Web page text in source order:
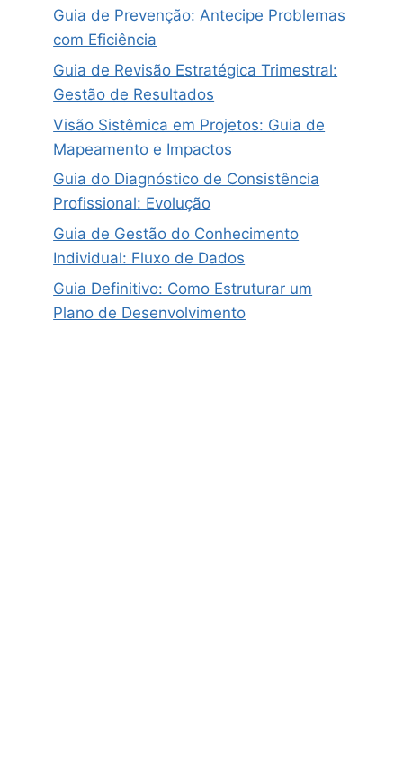
Guia de Prevenção: Antecipe Problemas
com Eficiência
Guia de Revisão Estratégica Trimestral:
Gestão de Resultados
Visão Sistêmica em Projetos: Guia de
Mapeamento e Impactos
Guia do Diagnóstico de Consistência
Profissional: Evolução
Guia de Gestão do Conhecimento
Individual: Fluxo de Dados
Guia Definitivo: Como Estruturar um
Plano de Desenvolvimento